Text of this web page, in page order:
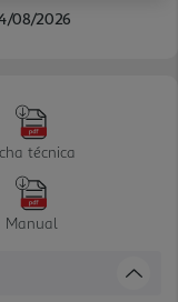
de
com toda
08/2026
técnica
Manual